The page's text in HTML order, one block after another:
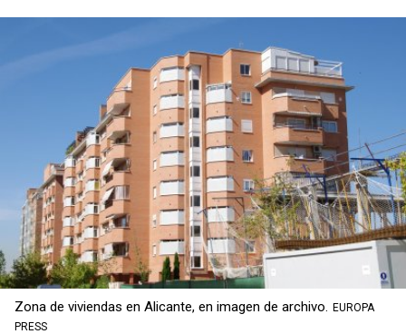
Zona de viviendas en Alicante, en imagen de archivo. EUROPA
PRESS